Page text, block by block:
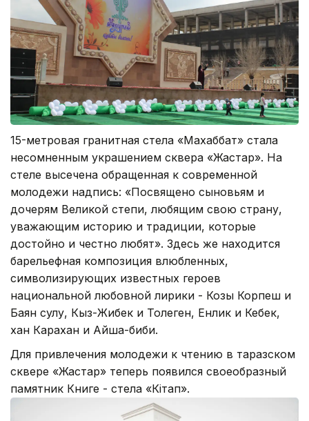
15-метровая гранитная стела «Махаббат» стала
несомненным украшением сквера «Жастар». На
стеле высечена обращенная к современной
молодежи надпись: «Посвящено сыновьям и
дочерям Великой степи, любящим свою страну,
уважающим историю и традиции, которые
достойно и честно любят». Здесь же находится
барельефная композиция влюбленных,
символизирующих известных героев
национальной любовной лирики - Козы Корпеш и
Баян сулу, Кыз-Жибек и Толеген, Енлик и Кебек,
хан Карахан и Айша-биби.
Для привлечения молодежи к чтению в таразском
сквере «Жастар» теперь появился своеобразный
памятник Книге - стела «Кітап».